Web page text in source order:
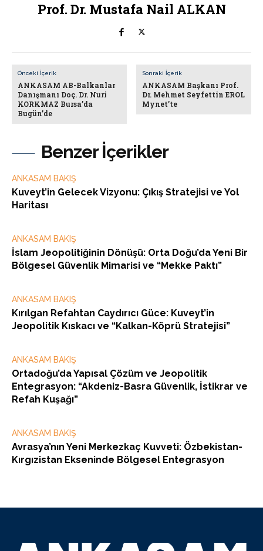
Benzer İçerikler
ANKASAM BAKIŞ
Kuveyt’in Gelecek Vizyonu: Çıkış Stratejisi ve Yol
Haritası
ANKASAM BAKIŞ
İslam Jeopolitiğinin Dönüşü: Orta Doğu’da Yeni Bir
Bölgesel Güvenlik Mimarisi ve “Mekke Paktı”
ANKASAM BAKIŞ
Kırılgan Refahtan Caydırıcı Güce: Kuveyt’in
Jeopolitik Kıskacı ve “Kalkan-Köprü Stratejisi”
ANKASAM BAKIŞ
Ortadoğu’da Yapısal Çözüm ve Jeopolitik
Entegrasyon: “Akdeniz-Basra Güvenlik, İstikrar ve
Refah Kuşağı”
ANKASAM BAKIŞ
Avrasya’nın Yeni Merkezkaç Kuvveti: Özbekistan-
Kırgızistan Ekseninde Bölgesel Entegrasyon
Prof. Dr. Mustafa Nail ALKAN
Önceki İçerik
ANKASAM AB-Balkanlar
Danışmanı Doç. Dr. Nuri
KORKMAZ Bursa’da
Bugün’de
Sonraki İçerik
ANKASAM Başkanı Prof.
Dr. Mehmet Seyfettin EROL
Mynet’te